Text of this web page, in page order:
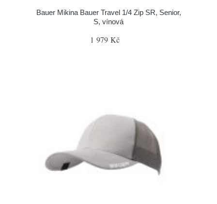
Bauer Mikina Bauer Travel 1/4 Zip SR, Senior,
S, vínová
1 979 Kč